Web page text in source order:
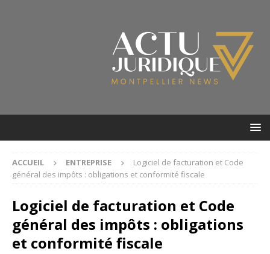
ACCUEIL ENTREPRISE
Logiciel de facturation et Code
général des impôts : obligations et conformité fiscale
Logiciel de facturation et Code
général des impôts : obligations
et conformité fiscale